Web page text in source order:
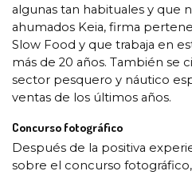
algunas tan habituales y que
ahumados Keia, firma
Slow Food y que trabaja en
más de 20 años. También se
sector pesquero y náutico
ventas de los últimos años.
Concurso fotográfico
Después de la positiva
sobre el concurso